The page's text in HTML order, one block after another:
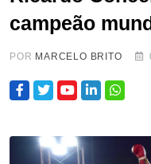
campeão
POR MARCELO BRITO